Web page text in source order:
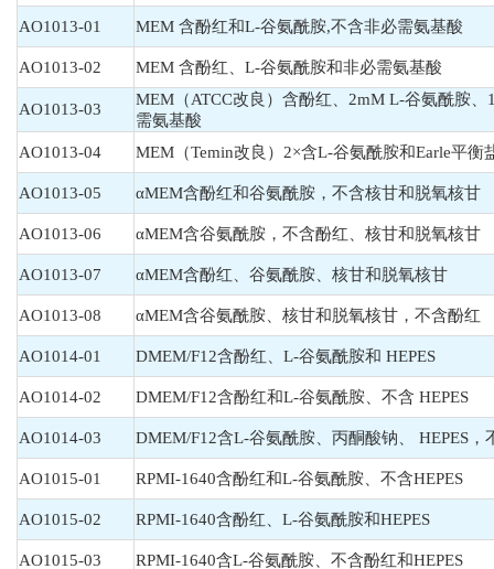
AO1013-01 MEM 含酚红和L-谷氨酰胺,不含非必需氨基酸
AO1013-02 MEM 含酚红、L-谷氨酰胺和非必需氨基酸
AO1013-03
MEM（ATCC改良）含酚红、2mM L-谷氨酰胺
需氨基酸
AO1013-04
MEM（Temin改良）2×含L-谷氨酰胺和Earle平衡
AO1013-05 αMEM含酚红和谷氨酰胺，不含核甘和脱氧核甘
AO1013-06 αMEM含谷氨酰胺，不含酚红、核甘和脱氧核甘
AO1013-07 αMEM含酚红、谷氨酰胺、核甘和脱氧核甘
AO1013-08 αMEM含谷氨酰胺、核甘和脱氧核甘，不含酚红
AO1014-01 DMEM/F12含酚红、L-谷氨酰胺和 HEPES
AO1014-02 DMEM/F12含酚红和L-谷氨酰胺、不含 HEPES
AO1014-03 DMEM/F12含L-谷氨酰胺、丙酮酸钠、 HEPES，
AO1015-01 RPMI-1640含酚红和L-谷氨酰胺、不含HEPES
AO1015-02 RPMI-1640含酚红、L-谷氨酰胺和HEPES
AO1015-03 RPMI-1640含L-谷氨酰胺、不含酚红和HEPES